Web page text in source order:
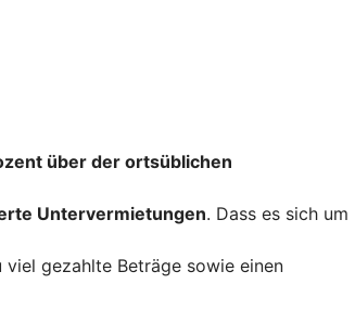
über der ortsüblichen
Untervermietungen. Dass es sich um
viel gezahlte Beträge sowie einen